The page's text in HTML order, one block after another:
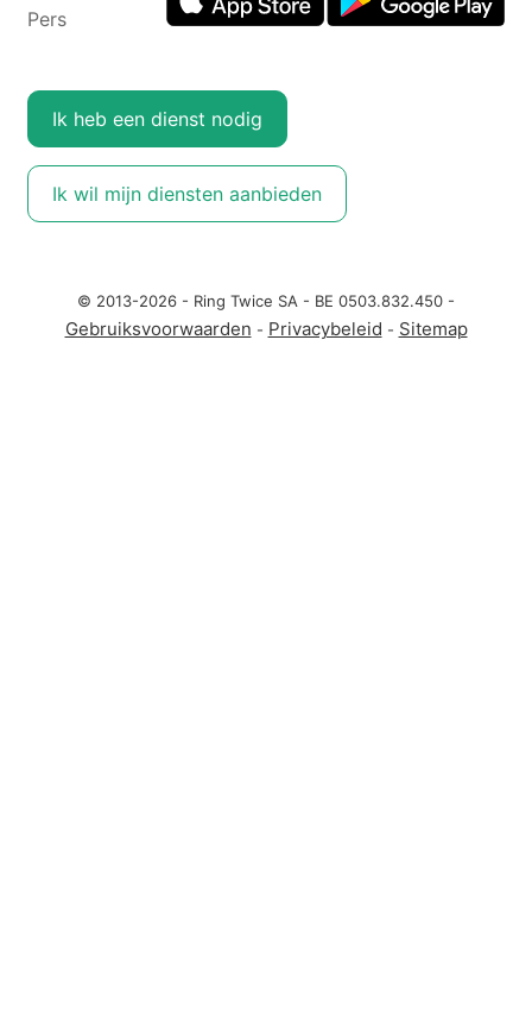
Pers
Ik heb een dienst nodig
Ik wil mijn diensten aanbieden
© 2013-2026 - Ring Twice SA - BE 0503.832.450 -
Gebruiksvoorwaarden - Privacybeleid - Sitemap